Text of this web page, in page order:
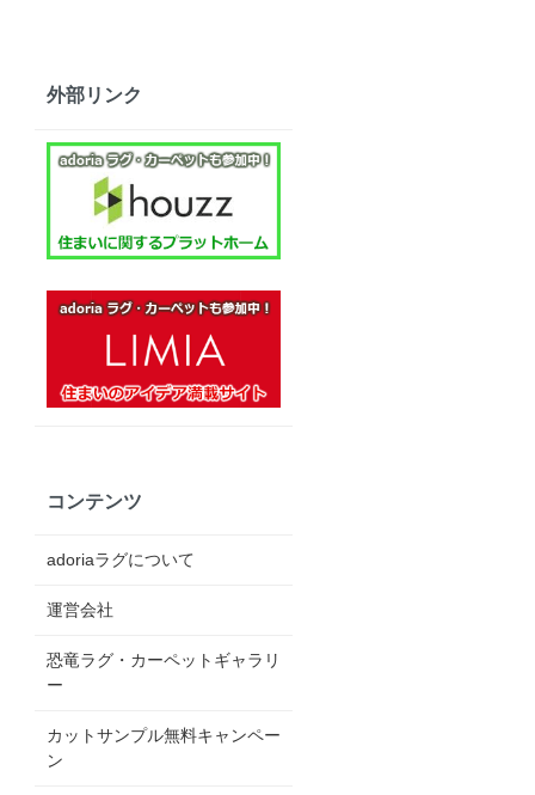
外部リンク
コンテンツ
adoriaラグについて
運営会社
恐竜ラグ・カーペットギャラリ
ー
カットサンプル無料キャンペー
ン